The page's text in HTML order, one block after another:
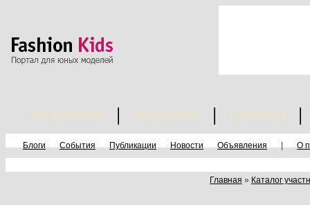
Дети модели Фотографы Стилисты
Блоги События Публикации Новости Объявления | О
Главная » Каталог